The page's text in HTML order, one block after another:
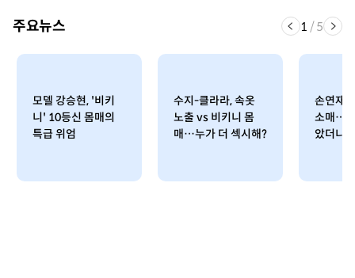
주요뉴스 1 /5
모델 강승현, '비키
니' 10등신 몸매의
특급 위엄
수지-클라라, 속옷
노출 vs 비키니 몸
매…누가 더 섹시해?
손연재,
소매…
았더니 ‘